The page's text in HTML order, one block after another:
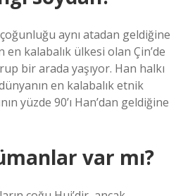
aynı atadan geldiğine
en kalabalık ülkesi olan Çin’de
bir arada yaşıyor. Han halkı
en kalabalık etnik
yüzde 90’ı Han’dan geldiğine
var mı?